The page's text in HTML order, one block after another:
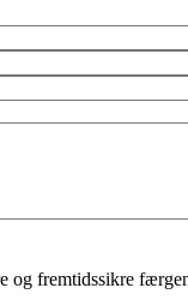
og fremtidssikre